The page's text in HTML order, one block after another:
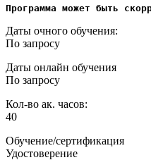
Программа может быть
Даты очного обучения:
По запросу
Даты онлайн обучения
По запросу
Кол-во ак. часов:
40
Обучение/сертификация
Удостоверение